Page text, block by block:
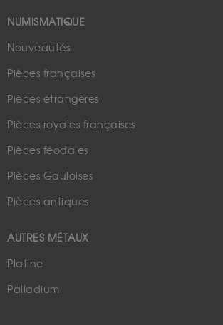
NUMISMATIQUE
Nouveautés
Pièces françaises
Pièces étrangères
Pièces royales françaises
Pièces féodales
Pièces Gauloises
Pièces antiques
AUTRES MÉTAUX
Platine
Palladium